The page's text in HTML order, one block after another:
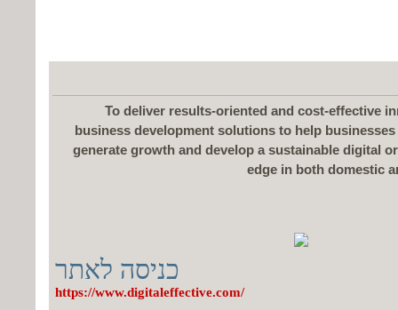
To deliver results-oriented and cost-effective
business development solutions to help
generate growth and develop a sustainable digital
edge in both domestic
כניסה לאתר
https://www.digitaleffective.com/